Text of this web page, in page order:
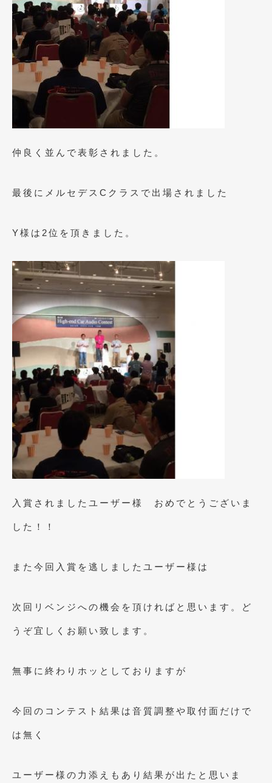
2013年4月(14)
2013年3月 (9)
2013年2月(15)
2013年1月(17)
2012年12月 (19)
2012年11月(21)
2012年10月 (23)
2012年8月(23)
2012年5月 (10)
2012年4月 (15)
2012年3月(7)
2012年2月(11)
2012年1月(23)
2011年12月(20)
2011年11月 (12)
2011年10月 (11)
2011年9月(12)
2011年7月(23)
2011年6月
2011年3月 (10)
2011年2月 (8)
2010年12月 (15)
仲良く並んで表彰されました。
最後にメルセデスCクラスで出場されました
Y様は2位を頂きました。
入賞されましたユーザー様 おめでとうございま
した！！
また今回入賞を逃しましたユーザー様は
次回リベンジへの機会を頂ければと思います。ど
うぞ宜しくお願い致します。
無事に終わりホッとしておりますが
今回のコンテスト結果は音質調整や取付面だけで
は無く
ユーザー様の力添えもあり結果が出たと思いま